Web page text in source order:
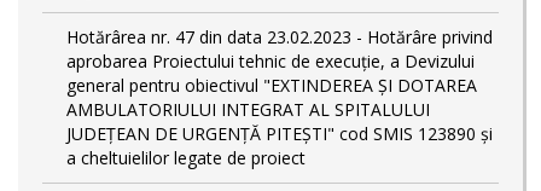
Hotărârea nr. 47 din data 23.02.2023 - Hotărâre privind
aprobarea Proiectului tehnic de execuţie, a Devizului
general pentru obiectivul "EXTINDEREA ȘI DOTAREA
AMBULATORIULUI INTEGRAT AL SPITALULUI
JUDEȚEAN DE URGENȚĂ PITEȘTI" cod SMIS 123890 și
a cheltuielilor legate de proiect